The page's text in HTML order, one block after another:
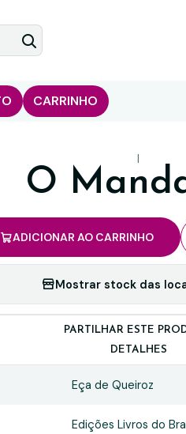
CARRINHO
|
O
ADICIONAR AO CARRINHO
Mostrar stock das
PARTILHAR ESTE
DETALHES
Eça de Queiroz
Edições Livros do